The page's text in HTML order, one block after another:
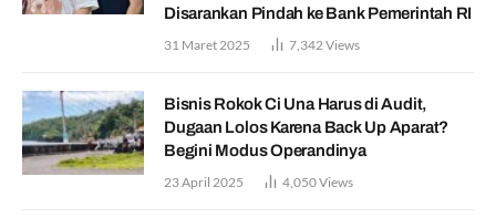
Disarankan Pindah ke Bank Pemerintah RI
31 Maret 2025 7,342 Views
Bisnis Rokok Ci Una Harus di Audit,
Dugaan Lolos Karena Back Up Aparat?
Begini Modus Operandinya
23 April 2025 4,050Views